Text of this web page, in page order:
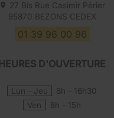
27 Bis Rue Casimir Périer
95870 BEZONS CEDEX
01 39 96 00 96
HEURES D'OUVERTURE
Lun - Jeu
8h - 16h30
Ven
8h - 15h